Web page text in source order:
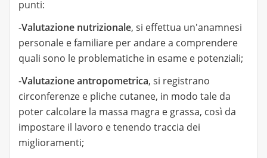
punti:
-Valutazione nutrizionale, si effettua un'anamnesi
personale e familiare per andare a comprendere
quali sono le problematiche in esame e potenziali;
-Valutazione antropometrica, si registrano
circonferenze e pliche cutanee, in modo tale da
poter calcolare la massa magra e grassa, così da
impostare il lavoro e tenendo traccia dei
miglioramenti;